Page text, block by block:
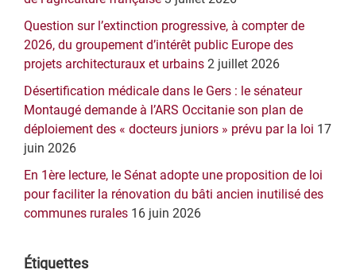
Question sur l’extinction progressive, à compter de
2026, du groupement d’intérêt public Europe des
projets architecturaux et urbains 2 juillet 2026
Désertification médicale dans le Gers : le sénateur
Montaugé demande à l’ARS Occitanie son plan de
déploiement des « docteurs juniors » prévu par la loi 17
juin 2026
En 1ère lecture, le Sénat adopte une proposition de loi
pour faciliter la rénovation du bâti ancien inutilisé des
communes rurales 16 juin 2026
Étiquettes